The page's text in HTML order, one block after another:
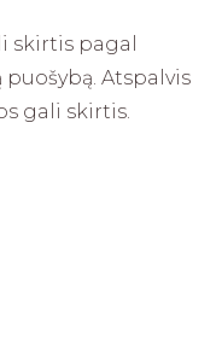
skirtis pagal
Atspalvis
gali skirtis.